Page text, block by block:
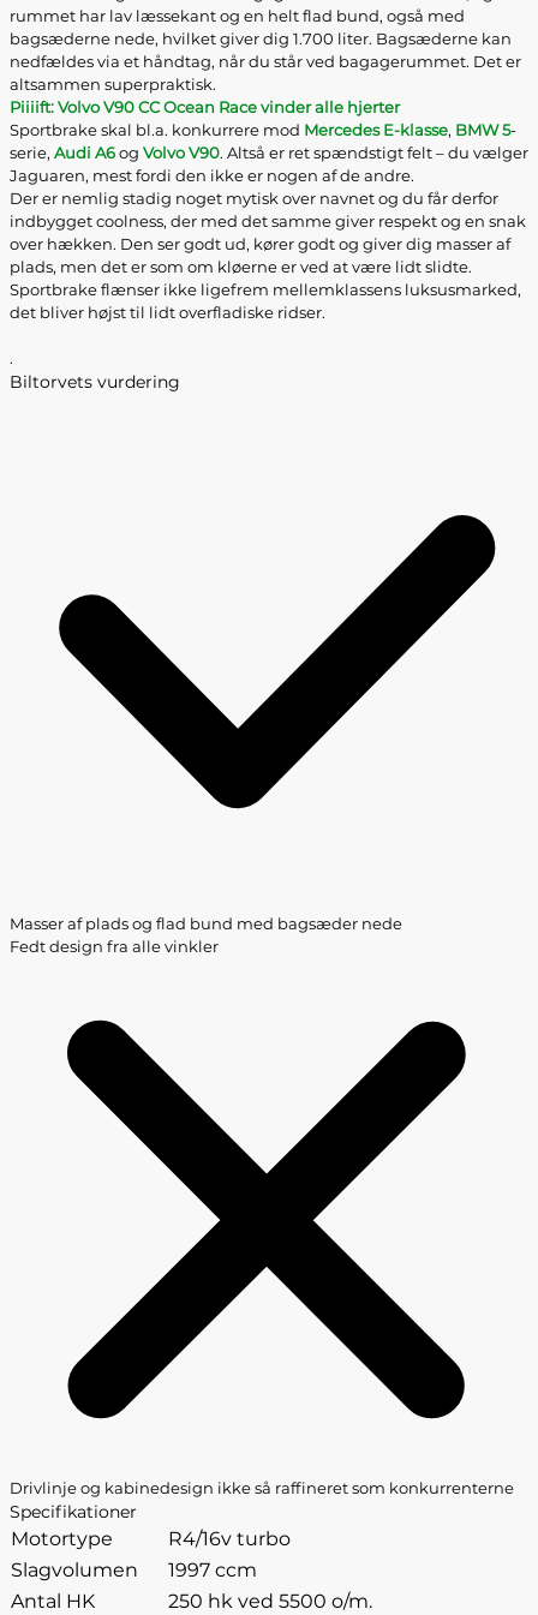
rummet har lav læssekant og en helt flad bund, også med
bagsæderne nede, hvilket giver dig 1.700 liter. Bagsæderne kan
nedfældes via et håndtag, når du står ved bagagerummet. Det er
altsammen superpraktisk.
Piiiift: Volvo V90 CC Ocean Race vinder alle hjerter
Sportbrake skal bl.a. konkurrere mod Mercedes E-klasse, BMW 5-
serie, Audi A6og Volvo V90. Altså er ret spændstigt felt – du vælger
Jaguaren, mest fordi den ikke er nogen af de andre.
Der er nemlig stadig noget mytisk over navnet og du får derfor
indbygget coolness, der med det samme giver respekt og en snak
over hækken. Den ser godt ud, kører godt og giver dig masser af
plads, men det er som om kløerne er ved at være lidt slidte.
Sportbrake flænser ikke ligefrem mellemklassens luksusmarked,
det bliver højst til lidt overfladiske ridser.
.
Biltorvets vurdering
Masser af plads og flad bund med bagsæder nede
Fedt design fra alle vinkler
Drivlinje og kabinedesign ikke så raffineret som konkurrenterne
Specifikationer
Motortype
R4/16v turbo
Slagvolumen
1997 ccm
Antal HK
250 hk ved 5500 o/m.